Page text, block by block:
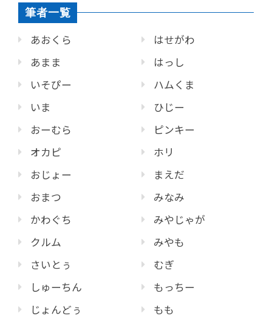
筆者一覧
あおくら
あまま
いそぴー
いま
おーむら
オカピ
おじょー
おまつ
かわぐち
クルム
さいとぅ
しゅーちん
じょんどぅ
はせがわ
はっし
ハムくま
ひじー
ピンキー
ホリ
まえだ
みなみ
みやじゃが
みやも
むぎ
もっちー
もも